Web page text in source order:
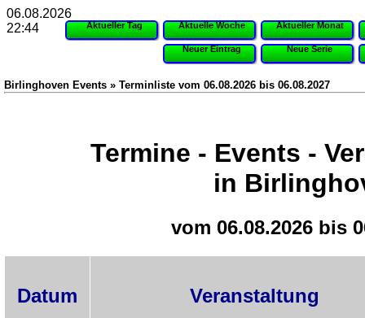
Aktueller Tag Aktuelle Woche Aktueller Monat
Neuer Eintrag Neue Serie
Birlinghoven Events » Terminliste vom 06.08.2026 bis 06.08.2027
Termine - Events -
in
vom 06.08.2026 bis
Datum Veranstaltung
06.08.2026
22:44